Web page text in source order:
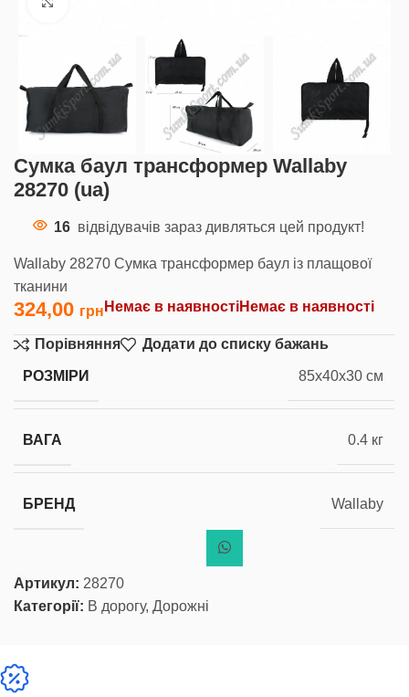
Сумка баул трансформер Wallaby
28270 (ua)
16 відвідувачів зараз дивляться цей продукт!
Wallaby 28270 Сумка трансформер баул із плащової
тканини
324,00 Немає в наявностіНемає в наявності
Порівняння Додати до списку бажань
РОЗМІРИ 85x40x30 см
ВАГА 0.4 кг
БРЕНД Wallaby
Артикул: 28270
Категорії: В дорогу, Дорожні